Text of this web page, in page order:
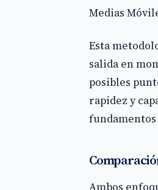
Medias
Esta
salida en
posibles
rapidez y
Ambos